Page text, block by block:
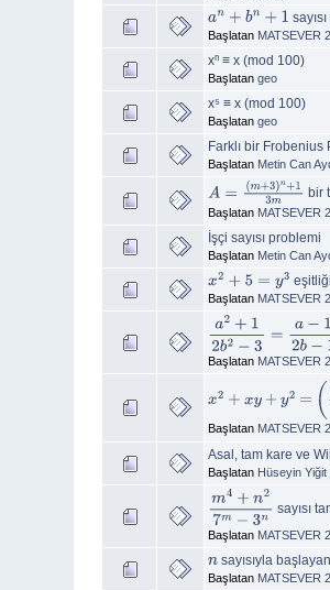
an+bn+1
Başlatan MATSEVER
xⁿ ≡ x (mod 100)
Başlatangeo
x⁵ ≡ x (mod 100)
Başlatangeo
Farklı bir Frobenius
Başlatan Metin Can
A= (m +3)n+13m bir
Başlatan MATSEVER
İşçi sayısı problemi
Başlatan Metin Can
x2+5=y3
Başlatan MATSEVER
a2+12b2− 3= a−12b
Başlatan MATSEVER
x2 + xy + y2 = (x
Başlatan MATSEVER
Asal, tam kare ve
Başlatan Hüseyin Yiğit
m4+n27m− 3n
sayısı
Başlatan MATSEVER
n sayısıyla
Başlatan MATSEVER